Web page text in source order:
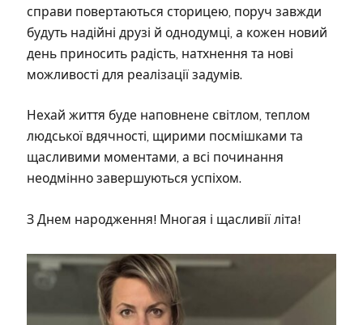
справи повертаються сторицею, поруч завжди
будуть надійні друзі й однодумці, а кожен новий
день приносить радість, натхнення та нові
можливості для реалізації задумів.
Нехай життя буде наповнене світлом, теплом
людської вдячності, щирими посмішками та
щасливими моментами, а всі починання
неодмінно завершуються успіхом.
З Днем народження! Многая і щасливії літа!